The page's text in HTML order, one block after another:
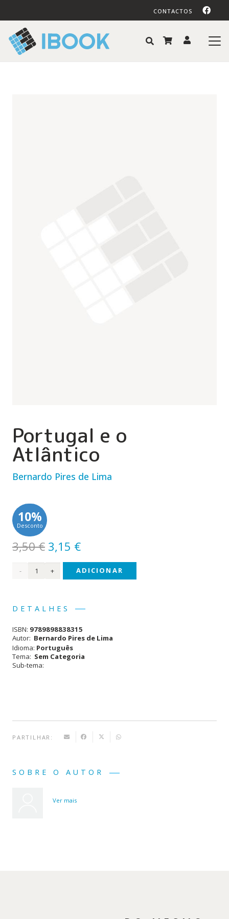
CONTACTOS
Portugal e o
Atlântico
Bernardo Pires de Lima
10%
Desconto
3,50€ O
preço
original
3,50 €.
3,15 €O
preço
atual
Quantidade
Atlântico
ADICIONAR
DETALHES
ISBN: 9789898838315
Autor: Bernardo Pires de Lima
Idioma: Português
Tema: Sem Categoria
Sub-tema:
PARTILHAR:
SOBRE O AUTOR
Ver mais